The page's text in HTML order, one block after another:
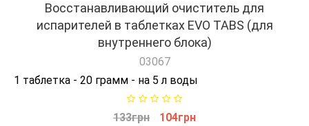
Восстанавливающий очиститель для
испарителей в таблетках EVO TABS (для
внутреннего блока)
03067
1 таблетка - 20 грамм - на 5 л воды
133грн 104грн